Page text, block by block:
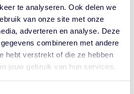
te analyseren. Ook delen we
van onze site met onze
adverteren en analyse. Deze
combineren met andere
hebt verstrekt of die ze hebben
jouw gebruik van hun services.
Basketball.nl naar alle finales
Aanstaande zaterdag 21 en
in Topsportcentrum Almere de
bij elkaar in de strijd om de
Kaarten nog te koop...